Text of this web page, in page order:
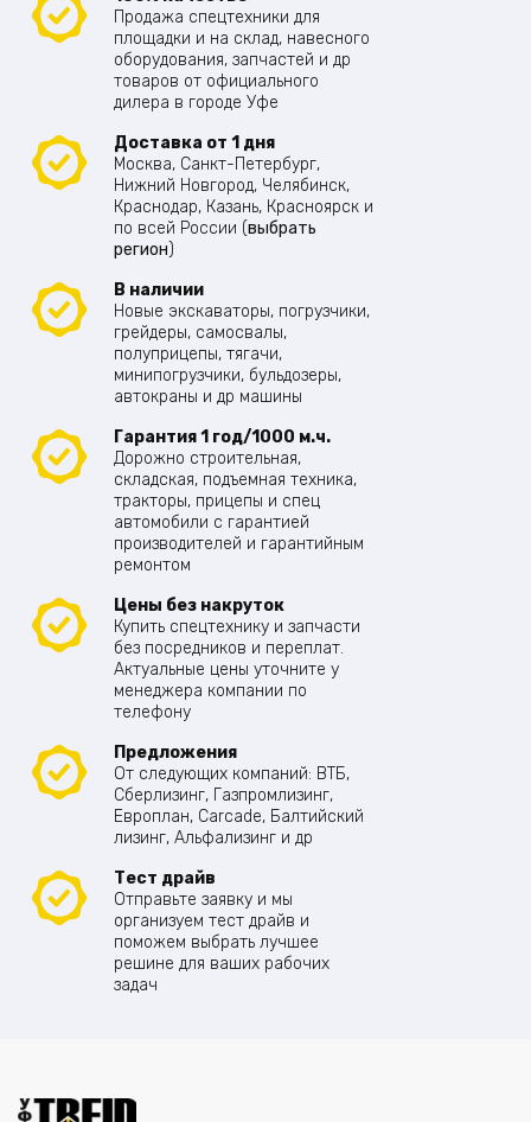
Продажа спецтехники для
площадки и на склад, навесного
оборудования, запчастей и др
товаров от официального
дилера в городе Уфе
Доставка от 1 дня
Москва, Санкт-Петербург,
Нижний Новгород, Челябинск,
Краснодар, Казань, Красноярск и
по всей России (выбрать
регион)
В наличии
Новые экскаваторы, погрузчики,
грейдеры, самосвалы,
полуприцепы, тягачи,
минипогрузчики, бульдозеры,
автокраны и др машины
Гарантия 1 год/1000 м.ч.
Дорожно строительная,
складская, подъемная техника,
тракторы, прицепы и спец
автомобили с гарантией
производителей и гарантийным
ремонтом
Цены без накруток
Купить спецтехнику и запчасти
без посредников и переплат.
Актуальные цены уточните у
менеджера компании по
телефону
Предложения
От следующих компаний: ВТБ,
Сберлизинг, Газпромлизинг,
Европлан, Carcade, Балтийский
лизинг, Альфализинг и др
Тест драйв
Отправьте заявку и мы
организуем тест драйв и
поможем выбрать лучшее
решине для ваших рабочих
задач